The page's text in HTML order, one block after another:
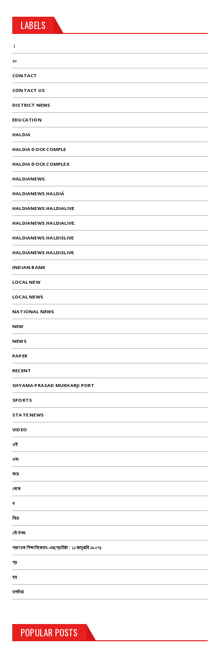
LABELS
।
১০
CONTACT
CONTACT US
DISTRICT NEWS
EDUCATION
HALDIA
HALDIA DOCK COMPLE
HALDIA DOCK COMPLEX
HALDIANEWS.
HALDIANEWS.HALDIÁ
HALDIANEWS.HALDIALIVE
HALDIANEWS.HALDIALIVE.
HALDIANEWS.HALDISLIVE
HALDIANEWS.HALDISLIVE.
INDIAN BANK
LOCAL NEW
LOCAL NEWS
NATIONAL NEWS
NEW
NEWS
PAPER
RECENT
SHYAMA PRASAD MUKHARJI PORT
SPORTS
STATE NEWS
VIDEO
এই
এবং
করে
থেকে
ধ
নিয়ে
নৌ ঔষধ
পরাণচক শিক্ষানিকেতন-এর(প্রতিষ্ঠা : ১১ জানুয়ারি ১৯০৭)
প্র
হয়
হলদিয়া
POPULAR POSTS
TEST PAGE
Haldia Bandar August 14, 2019